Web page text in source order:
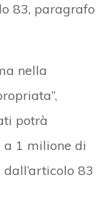
83, paragrafo
nella
potrà
a 1 milione di
83